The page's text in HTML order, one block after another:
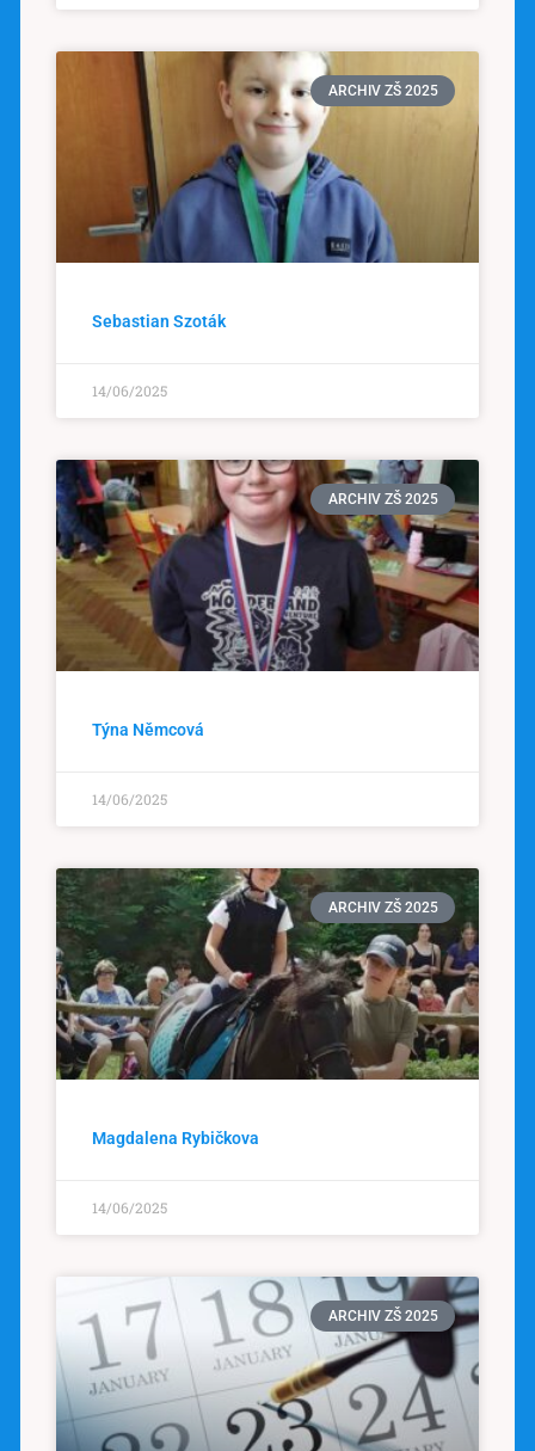
ARCHIV ZŠ 2025
Sebastian Szoták
14/06/2025
ARCHIV ZŠ 2025
Týna Němcová
14/06/2025
ARCHIV ZŠ 2025
Magdalena Rybičkova
14/06/2025
ARCHIV ZŠ 2025